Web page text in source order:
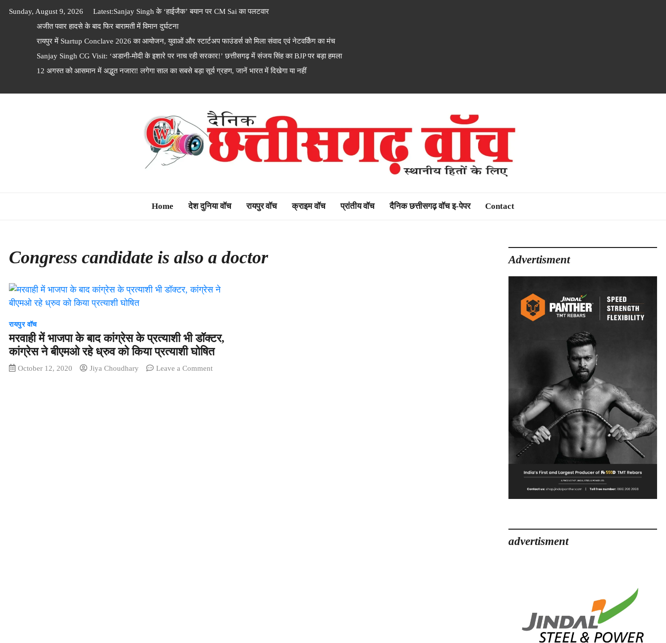
Sunday, August 9, 2026 Latest:Sanjay Singh के ‘हाईजैक’ बयान पर CM Sai का पलटवार
अजीत पवार हादसे के बाद फिर बारामती में विमान दुर्घटना
रायपुर में Startup Conclave 2026 का आयोजन, युवाओं और स्टार्टअप फाउंडर्स को मिला संवाद एवं नेटवर्किंग का मंच
Sanjay Singh CG Visit: ‘अडानी-मोदी के इशारे पर नाच रही सरकार!’ छत्तीसगढ़ में संजय सिंह का BJP पर बड़ा हमला
12 अगस्त को आसमान में अद्भुत नजारा! लगेगा साल का सबसे बड़ा सूर्य ग्रहण, जानें भारत में दिखेगा या नहीं
Dainik Chhattisgarh watch
Home देश दुनिया वॉच रायपुर वॉच क्राइम वॉच प्रांतीय वॉच दैनिक छत्तीसगढ़ वॉच इ-पेपर Contact
Congress candidate is also a doctor
रायपुर वॉच
मरवाही में भाजपा के बाद कांग्रेस के प्रत्याशी भी डॉक्टर,
कांग्रेस ने बीएमओ रहे ध्रुव को किया प्रत्याशी घोषित
October 12, 2020 Jiya Choudhary Leave a Commenton
Advertisment
advertisment